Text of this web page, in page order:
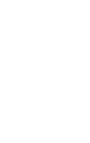
Alex Labbé mban
performancë të
Northwestern
kuptim të mirë të
inxhinierisë prapa
performancë të
drejtuese, do të